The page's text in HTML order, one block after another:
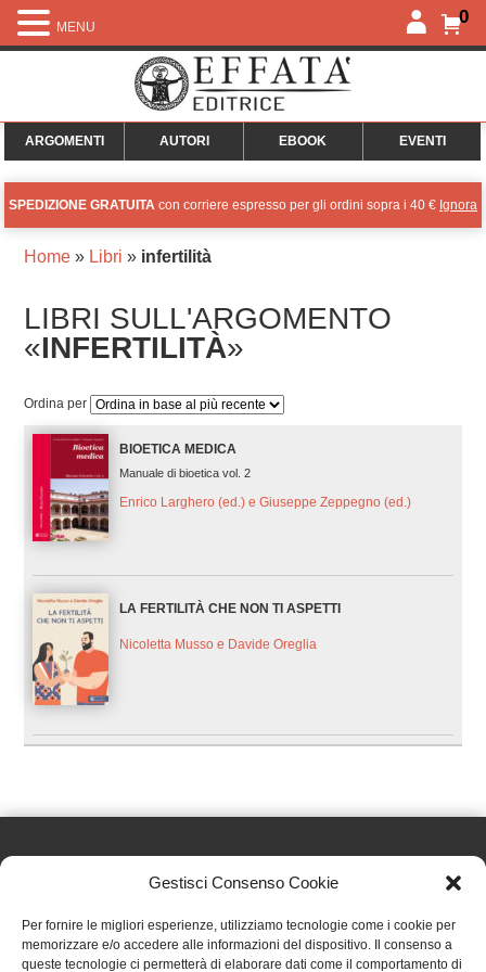
Gestisci Consenso Cookie
Per fornire le migliori esperienze, utilizziamo tecnologie come i cookie per
memorizzare e/o accedere alle informazioni del dispositivo. Il consenso a
queste tecnologie ci permetterà di elaborare dati come il comportamento di
0
ARGOMENTI AUTORI EBOOK EVENTI
SPEDIZIONE GRATUITA con corriere espresso per gli ordini sopra i 40 € Ignora
Home» Libri » infertilità
LIBRI SULL'ARGOMENTO
«INFERTILITÀ»
Ordina per
BIOETICA MEDICA
Manuale di bioetica vol. 2
Enrico Larghero (ed.) e Giuseppe Zeppegno (ed.)
LA FERTILITÀ CHE NON TI ASPETTI
Nicoletta Musso e Davide Oreglia
Effatà Editrice di Pellegrino Paolo SAS
C.F. e P.IVA 09655250018
MENU